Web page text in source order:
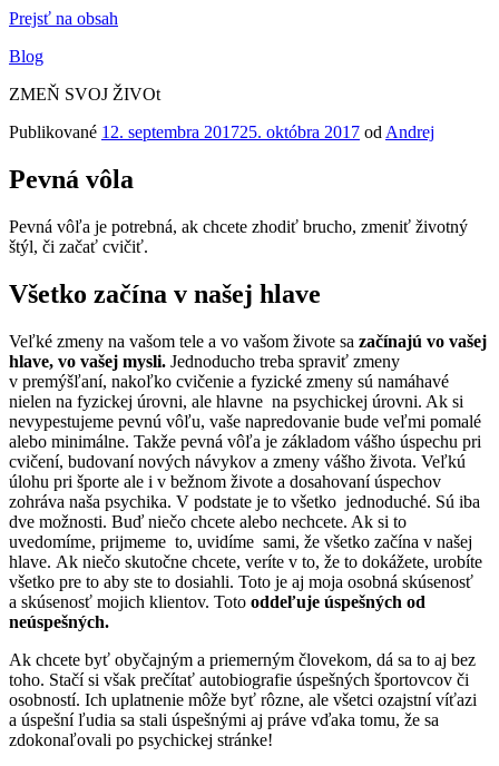
Prejsť na obsah
Blog
ZMEŇ SVOJ ŽIVOt
Publikované 12. septembra 201725. októbra 2017 od Andrej
Pevná vôla
Pevná vôľa je potrebná, ak chcete zhodiť brucho, zmeniť životný
štýl, či začať cvičiť.
Všetko začína v našej hlave
Veľké zmeny na vašom tele a vo vašom živote sa začínajú vo vašej
hlave, vo vašej mysli. Jednoducho treba spraviť zmeny
v premýšľaní, nakoľko cvičenie a fyzické zmeny sú namáhavé
nielen na fyzickej úrovni, ale hlavne na psychickej úrovni. Ak si
nevypestujeme pevnú vôľu, vaše napredovanie bude veľmi pomalé
alebo minimálne. Takže pevná vôľa je základom vášho úspechu pri
cvičení, budovaní nových návykov a zmeny vášho života. Veľkú
úlohu pri športe ale i v bežnom živote a dosahovaní úspechov
zohráva naša psychika. V podstate je to všetko jednoduché. Sú iba
dve možnosti. Buď niečo chcete alebo nechcete. Ak si to
uvedomíme, prijmeme to, uvidíme sami, že všetko začína v našej
hlave. Ak niečo skutočne chcete, veríte v to, že to dokážete, urobíte
všetko pre to aby ste to dosiahli. Toto je aj moja osobná skúsenosť
a skúsenosť mojich klientov. Toto oddeľuje úspešných od
neúspešných.
Ak chcete byť obyčajným a priemerným človekom, dá sa to aj bez
toho. Stačí si však prečítať autobiografie úspešných športovcov či
osobností. Ich uplatnenie môže byť rôzne, ale všetci ozajstní víťazi
a úspešní ľudia sa stali úspešnými aj práve vďaka tomu, že sa
zdokonaľovali po psychickej stránke!